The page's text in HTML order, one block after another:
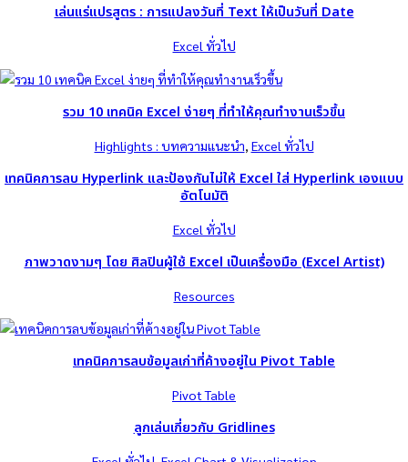
เล่นแร่แปรสูตร : การแปลงวันที่ Text ให้เป็นวันที่ Date
Excel ทั่วไป
รวม 10 เทคนิค Excel ง่ายๆ ที่ทำให้คุณทำงานเร็วขึ้น
Highlights : บทความแนะนำ Excel ทั่วไป
เทคนิคการลบ Hyperlink และป้องกันไม่ให้ Excel ใส่ Hyperlink เองแบบ
อัตโนมัติ
Excel ทั่วไป
ภาพวาดงามๆ โดย ศิลปินผู้ใช้ Excel เป็นเครื่องมือ (Excel Artist)
Resources
เทคนิคการลบข้อมูลเก่าที่ค้างอยู่ใน Pivot Table
Pivot Table
ลูกเล่นเกี่ยวกับ Gridlines